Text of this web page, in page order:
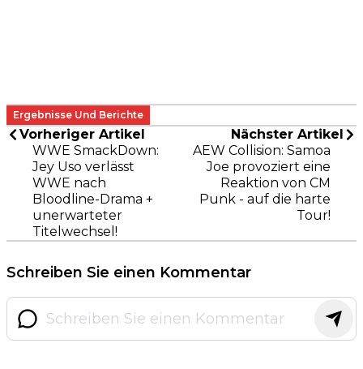
Ergebnisse Und Berichte
Vorheriger Artikel
WWE SmackDown:
Jey Uso verlässt
WWE nach
Bloodline-Drama +
unerwarteter
Titelwechsel!
Nächster Artikel
AEW Collision: Samoa
Joe provoziert eine
Reaktion von CM
Punk - auf die harte
Tour!
Schreiben Sie einen Kommentar